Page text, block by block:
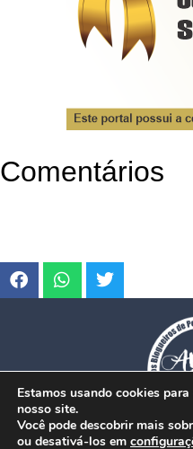
Comentários
Estamos usando cookies
nosso site.
Você pode descobrir mais
ou desativá-los em